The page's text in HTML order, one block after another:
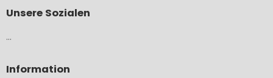
Unsere Sozialen
…
Information